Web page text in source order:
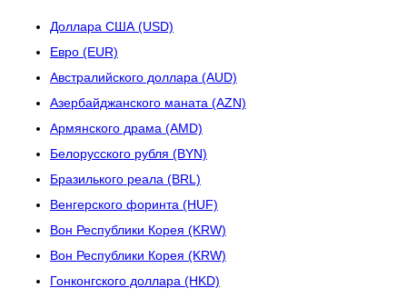
Доллара США (USD)
Евро (EUR)
Австралийского доллара (AUD)
Азербайджанского маната (AZN)
Армянского драма (AMD)
Белорусского рубля (BYN)
Бразилького реала (BRL)
Венгерского форинта (HUF)
Вон Республики Корея (KRW)
Вон Республики Корея (KRW)
Гонконгского доллара (HKD)